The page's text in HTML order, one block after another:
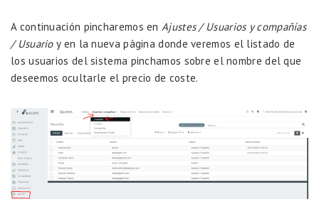
A continuación pincharemos en Ajustes / Usuarios y compañías
/ Usuarioy en la nueva página donde veremos el listado de
los usuarios del sistema pinchamos sobre el nombre del que
deseemos ocultarle el precio de coste.